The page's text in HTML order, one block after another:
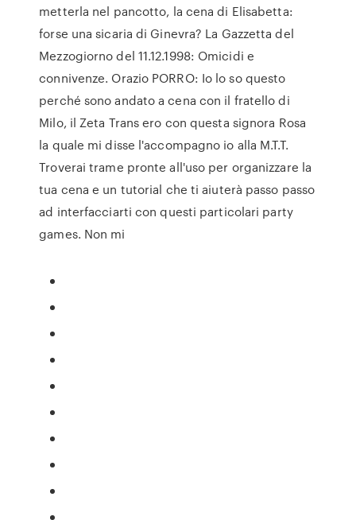
metterla nel pancotto, la cena di Elisabetta:
forse una sicaria di Ginevra? La Gazzetta del
Mezzogiorno del 11.12.1998: Omicidi e
connivenze. Orazio PORRO: Io lo so questo
perché sono andato a cena con il fratello di
Milo, il Zeta Trans ero con questa signora Rosa
la quale mi disse l'accompagno io alla M.T.T.
Troverai trame pronte all'uso per organizzare la
tua cena e un tutorial che ti aiuterà passo passo
ad interfacciarti con questi particolari party
games. Non mi